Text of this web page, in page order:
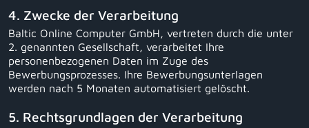
4. Zwecke der Verarbeitung
Baltic Online Computer GmbH, vertreten durch die unter
2. genannten Gesellschaft, verarbeitet Ihre
personenbezogenen Daten im Zuge des
Bewerbungsprozesses. Ihre Bewerbungsunterlagen
werden nach 5 Monaten automatisiert gelöscht.
5. Rechtsgrundlagen der Verarbeitung